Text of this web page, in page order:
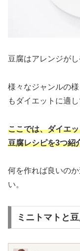
豆腐はアレンジが
様々なジャンルの
もダイエットに適
ここでは、ダイエ
豆腐レシピを3つ紹
何を作れば良いの
い。
ミニトマトと